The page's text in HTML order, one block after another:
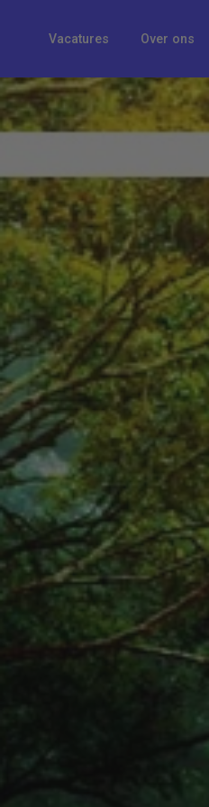
Vacatures Over ons